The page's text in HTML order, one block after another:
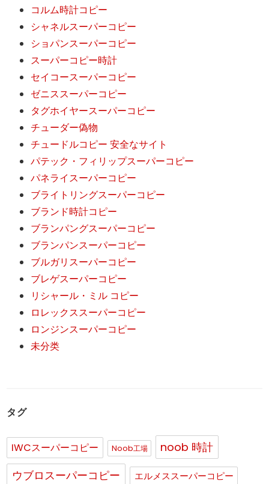
コルム時計コピー
シャネルスーパーコピー
ショパンスーパーコピー
スーパーコピー時計
セイコースーパーコピー
ゼニススーパーコピー
タグホイヤースーパーコピー
チューダー偽物
チュードルコピー 安全なサイト
パテック・フィリップスーパーコピー
パネライスーパーコピー
ブライトリングスーパーコピー
ブランド時計コピー
ブランパングスーパーコピー
ブランパンスーパーコピー
ブルガリスーパーコピー
ブレゲスーパーコピー
リシャール・ミル コピー
ロレックススーパーコピー
ロンジンスーパーコピー
未分类
タグ
IWCスーパーコピー Noob工場
noob 時計
ウブロスーパーコピー
エルメススーパーコピー